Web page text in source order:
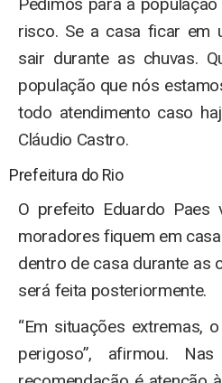
risco. Se a casa ficar em
sair durante as chuvas.
população que nós
todo atendimento caso
Cláudio Castro.
Prefeitura do Rio
O prefeito Eduardo
moradores fiquem em
dentro de casa durante as
será feita posteriormente.
“Em situações extremas,
perigoso”, afirmou.